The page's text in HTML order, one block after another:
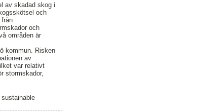
av skadad skog i
och
och
områden är
kommun. Risken
av
var relativt
stormskador,